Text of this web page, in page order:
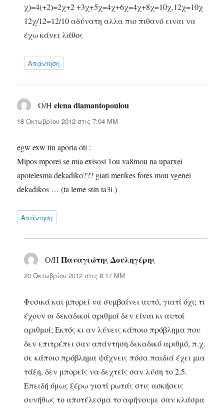
χ)=4(+2)=2χ+2 +3χ+5χ=4χ+6χ=4χ+8χ=10χ,12χ=10χ
12χ/12=12/10 αδύνατη αλλα πιο πιθανό ειναι να
έχω κάνει λάθος
Απάντηση
Ο/Ηelena diamantopoulou
18 Οκτωβρίου 2012 στις 7:04 ΜΜ
egw exw tin aporia oti :
Mipos mporei se mia exisosi 1ou va8mou na uparxei
apotelesma dekadiko??? giati merikes fores mou vgenei
dekadikos … (ta leme stin ta3i )
Απάντηση
Ο/ΗΠαναγιώτης Δουληγέρης
20 Οκτωβρίου 2012 στις 8:17 ΜΜ
Φυσικά και μπορεί να συμβαίνει αυτό, γιατί όχι; τι
έχουν οι δεκαδικοί αριθμοί δεν είναι κι αυτοί
αριθμοί; Εκτός κι αν λύνεις κάποιο πρόβλημα που
δεν επιτρέπει σαν απάντηση δεκαδικό αριθμό, π.χ.
σε κάποιο πρόβλημα ψάχνεις πόσα παιδιά έχει μια
τάξη, δεν μπορείς να δεχτείς σαν λύση το 2,5.
Επειδή όμως ξέρω γιατί ρωτάς στις ασκήσεις
συνήθως το αποτέλεσμα το αφήνουμε σαν κλάσμα